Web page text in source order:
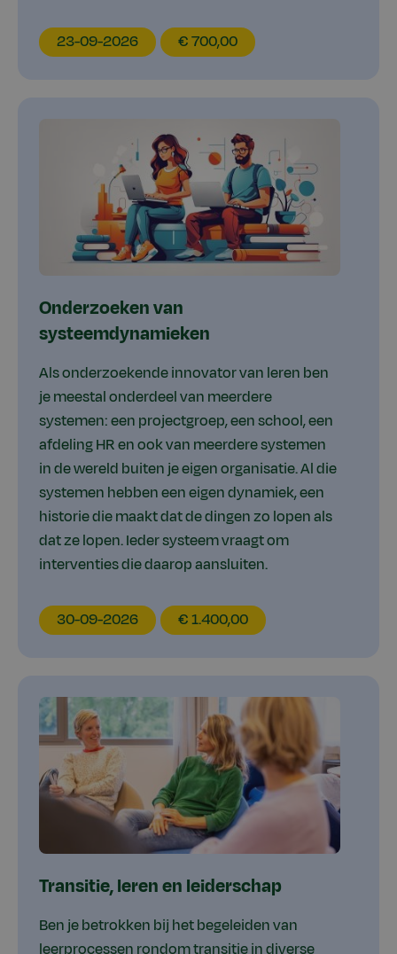
EducationDate
23-09-2026 EducationPrice
€ 700,00
Onderzoeken van
systeemdynamieken
Als onderzoekende innovator van leren ben
je meestal onderdeel van meerdere
systemen: een projectgroep, een school, een
afdeling HR en ook van meerdere systemen
in de wereld buiten je eigen organisatie. Al die
systemen hebben een eigen dynamiek, een
historie die maakt dat de dingen zo lopen als
dat ze lopen. Ieder systeem vraagt om
interventies die daarop aansluiten.
EducationDate
30-09-2026 EducationPrice
€ 1.400,00
Transitie, leren en leiderschap
Ben je betrokken bij het begeleiden van
leerprocessen rondom transitie in diverse